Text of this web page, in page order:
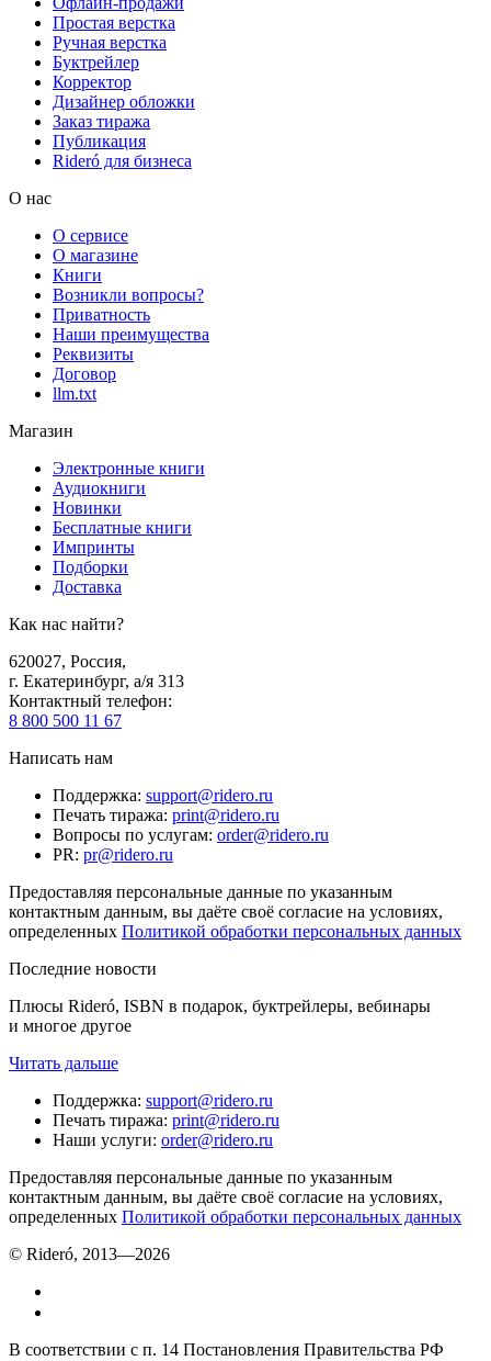
Простая верстка
Ручная верстка
Буктрейлер
Корректор
Дизайнер обложки
Заказ тиража
Публикация
Rideró для бизнеса
О нас
О сервисе
О магазине
Книги
Возникли вопросы?
Приватность
Наши преимущества
Реквизиты
Договор
llm.txt
Магазин
Электронные книги
Аудиокниги
Новинки
Бесплатные книги
Импринты
Подборки
Доставка
Как нас найти?
620027, Россия,
г. Екатеринбург, а/я 313
Контактный телефон:
8 800 500 11 67
Написать нам
Поддержка: support@ridero.ru
Печать тиража: print@ridero.ru
Вопросы по услугам: order@ridero.ru
PR: pr@ridero.ru
Предоставляя персональные данные по указанным
контактным данным, вы даёте своё согласие на условиях,
определенных Политикой обработки персональных данных
Последние новости
Плюсы Rideró, ISBN в подарок, буктрейлеры, вебинары
и многое другое
Читать дальше
Поддержка: support@ridero.ru
Печать тиража: print@ridero.ru
Наши услуги: order@ridero.ru
Предоставляя персональные данные по указанным
контактным данным, вы даёте своё согласие на условиях,
определенных Политикой обработки персональных данных
© Rideró, 2013—2026
В соответствии с п. 14 Постановления Правительства РФ